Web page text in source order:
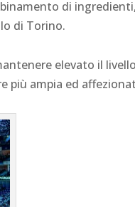
di
di Torino.
elevato il
più ampia ed